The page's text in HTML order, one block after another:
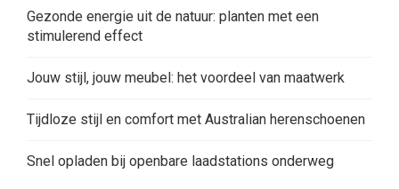
Gezonde energie uit de natuur: planten met een
stimulerend effect
Jouw stijl, jouw meubel: het voordeel van maatwerk
Tijdloze stijl en comfort met Australian herenschoenen
Snel opladen bij openbare laadstations onderweg